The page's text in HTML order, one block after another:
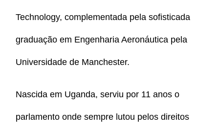
Technology, complementada pela sofisticada
graduação em Engenharia Aeronáutica pela
Universidade de Manchester.
Nascida em Uganda, serviu por 11 anos o
parlamento onde sempre lutou pelos direitos